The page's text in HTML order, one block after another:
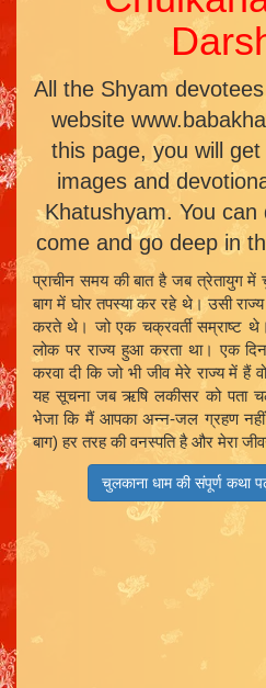
All the Shyam
website
this page, you will
images and
Khatushyam. You
come and go deep in
प्राचीन समय की बात है जब त्रेतायुग
बाग में घोर तपस्या कर रहे थे। उसी
करते थे। जो एक चक्रवर्ती सम्राष्ट
लोक पर राज्य हुआ करता था। एक
करवा दी कि जो भी जीव मेरे राज्य में हैं
यह सूचना जब ऋषि लकीसर को पता
भेजा कि मैं आपका अन्न-जल ग्रहण नहीं
बाग) हर तरह की वनस्पति है और मेरा
चुलकाना धाम की संपूर्ण कथा